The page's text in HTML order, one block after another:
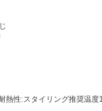
熱性:スタイリング推奨温